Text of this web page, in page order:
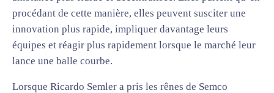
procédant de cette manière, elles peuvent susciter une
innovation plus rapide, impliquer davantage leurs
équipes et réagir plus rapidement lorsque le marché leur
lance une balle courbe.
Lorsque Ricardo Semler a pris les rênes de Semco